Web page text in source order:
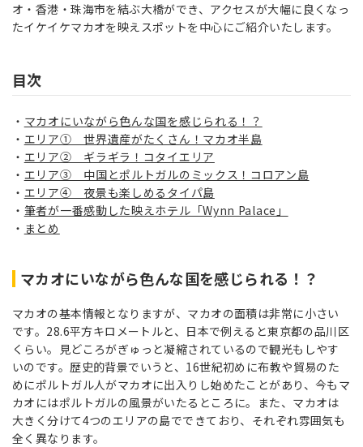
オ・香港・珠海市を結ぶ大橋ができ、アクセスが大幅に良くなっ
たイケイケマカオを映えスポットを中心にご紹介いたします。
目次
マカオにいながら色んな国を感じられる！？
エリア① 世界遺産がたくさん！マカオ半島
エリア② ギラギラ！コタイエリア
エリア③ 中国とポルトガルのミックス！コロアン島
エリア④ 夜景も楽しめるタイパ島
筆者が一番感動した映えホテル「Wynn Palace」
まとめ
マカオにいながら色んな国を感じられる！？
マカオの基本情報となりますが、マカオの面積は非常に小さい
です。28.6平方キロメートルと、日本で例えると東京都の品川区
くらい。見どころがぎゅっと凝縮されているので観光もしやす
いのです。歴史的背景でいうと、16世紀初めに布教や貿易のた
めにポルトガル人がマカオに出入りし始めたことがあり、今もマ
カオにはポルトガルの風景がいたるところに。また、マカオは
大きく分けて4つのエリアの島でできており、それぞれ雰囲気も
全く異なります。